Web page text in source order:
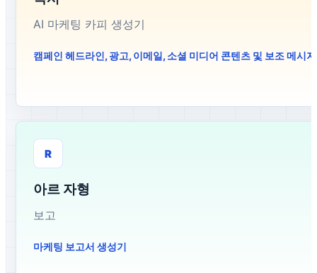
AI 마케팅 카피 생성기
캠페인 헤드라인, 광고, 이메일, 소셜 미디어 콘텐츠 및 보조 메시
R
아르 자형
보고
마케팅 보고서 생성기